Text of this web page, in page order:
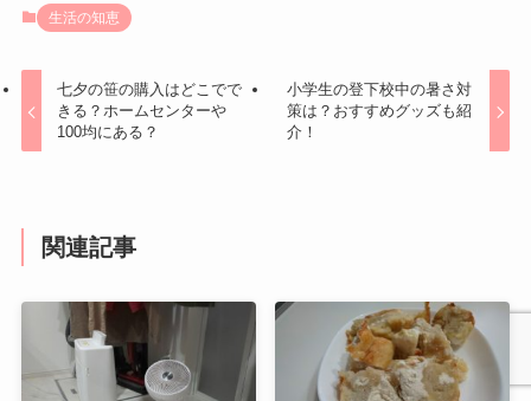
生活の知恵
七夕の笹の購入はどこでで
きる？ホームセンターや
100均にある？
小学生の登下校中の暑さ対
策は？おすすめグッズも紹
介！
関連記事